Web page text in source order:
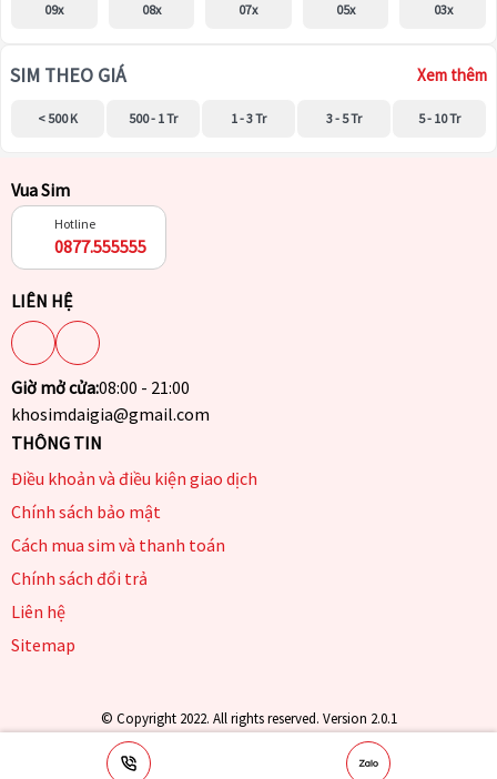
09x 08x 07x 05x 03x
SIM THEO GIÁ Xem thêm
< 500 K 500 - 1 Tr 1 - 3 Tr 3 - 5 Tr 5 - 10 Tr
Vua Sim
Hotline
0877.555555
LIÊN HỆ
Giờ mở cửa:08:00 - 21:00
khosimdaigia@gmail.com
THÔNG TIN
Điều khoản và điều kiện giao dịch
Chính sách bảo mật
Cách mua sim và thanh toán
Chính sách đổi trả
Liên hệ
Sitemap
© Copyright 2022. All rights reserved. Version 2.0.1